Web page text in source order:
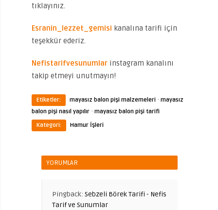
tıklayınız.
Esranin_lezzet_gemisi kanalına tarifi için
teşekkür ederiz.
Nefistarifvesunumlar instagram kanalını
takip etmeyi unutmayın!
Etiketler: mayasız balon pişi malzemeleri · mayasız
balon pişi nasıl yapılır · mayasız balon pişi tarifi
Kategori:
Hamur İşleri
YORUMLAR
Pingback: Sebzeli Börek Tarifi - Nefis
Tarif ve Sunumlar